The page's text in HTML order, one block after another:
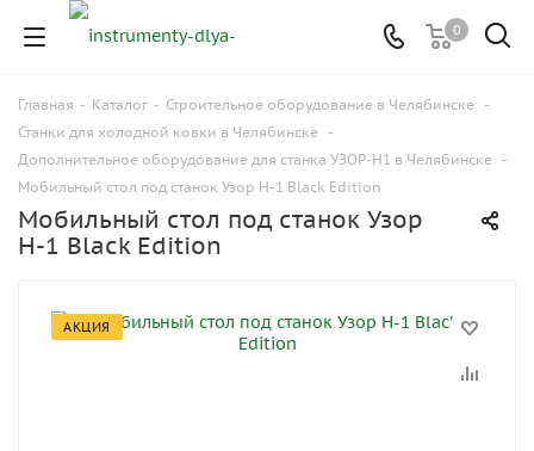
0
Главная - Каталог - Строительное оборудование в Челябинске -
Станки для холодной ковки в Челябинске -
Дополнительное оборудование для станка УЗОР-Н1 в Челябинске -
Мобильный стол под станок Узор Н-1 Black Edition
Мобильный стол под станок Узор
Н-1 Black Edition
АКЦИЯ